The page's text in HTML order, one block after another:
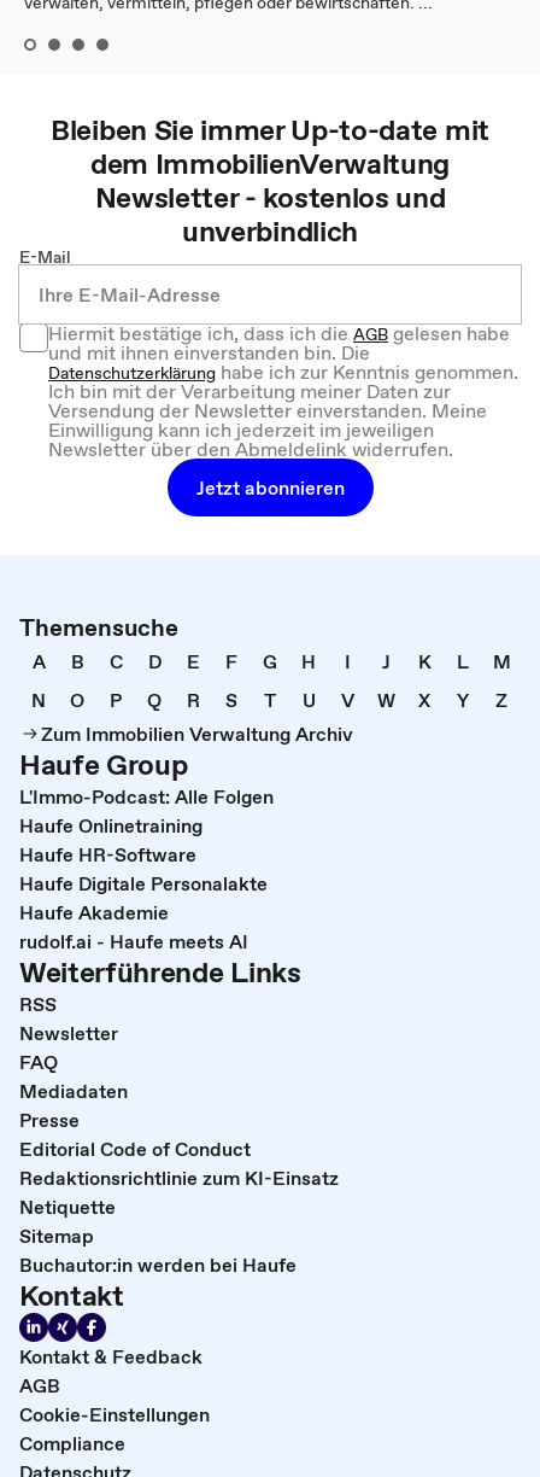
Bleiben Sie immer Up-to-date mit
dem ImmobilienVerwaltung
Newsletter - kostenlos und
unverbindlich
E-Mail
Hiermit bestätige ich, dass ich dieAGBgelesen habe
und mit ihnen einverstanden bin. Die
Datenschutzerklärung habe ich zur Kenntnis genommen.
Ich bin mit der Verarbeitung meiner Daten zur
Versendung der Newsletter einverstanden. Meine
Einwilligung kann ich jederzeit im jeweiligen
Newsletter über den Abmeldelink widerrufen.
Jetzt abonnieren
Themensuche
A B C D E F G H I J K L
M
N
O P Q R S T U V W X Y
Z
Zum Immobilien Verwaltung Archiv
Haufe Group
L'Immo-Podcast: Alle Folgen
Haufe Onlinetraining
Haufe HR-Software
Haufe Digitale Personalakte
Haufe Akademie
rudolf.ai - Haufe meets AI
Weiterführende Links
RSS
Newsletter
FAQ
Mediadaten
Presse
Editorial Code of Conduct
Redaktionsrichtlinie zum KI-Einsatz
Netiquette
Sitemap
Buchautor:in werden bei Haufe
Kontakt
Kontakt & Feedback
AGB
Cookie-Einstellungen
Compliance